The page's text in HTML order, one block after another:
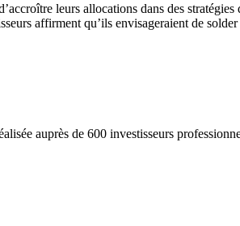
leurs allocations dans des stratégies
affirment qu’ils envisageraient de
auprès de 600 investisseurs